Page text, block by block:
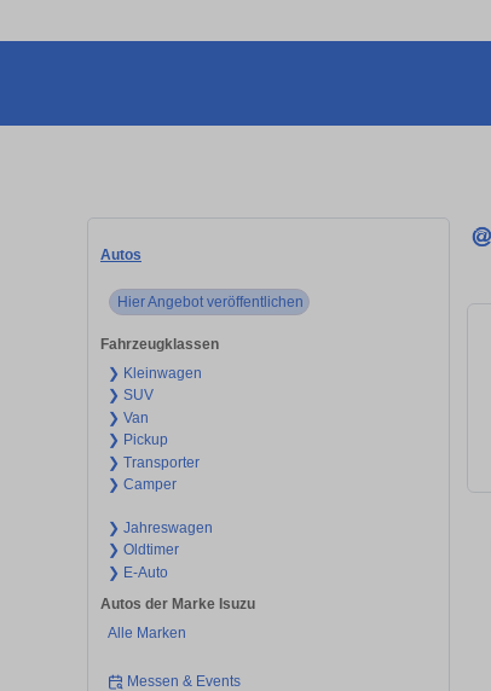
Autos
Hier Angebot veröffentlichen
Fahrzeugklassen
❯ Kleinwagen
❯ SUV
❯ Van
❯ Pickup
❯ Transporter
❯ Camper
❯ Jahreswagen
❯ Oldtimer
❯ E-Auto
Autos der Marke Isuzu
Alle Marken
Messen & Events